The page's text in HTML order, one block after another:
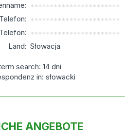
***********************
Telefon: ***********************
Telefon: ***********************
Land: Słowacja
search: 14 dni
in: słowacki
ANGEBOTE